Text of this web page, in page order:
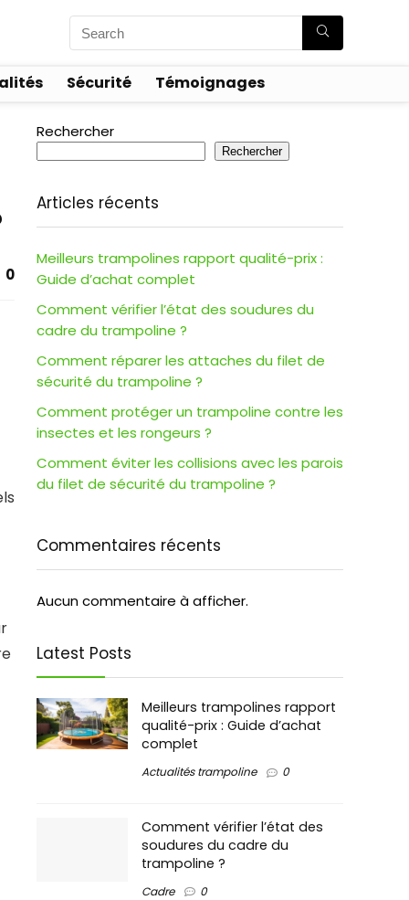
Sécurité Témoignages
0
Rechercher
Rechercher
Articles récents
Meilleurs trampolines rapport qualité-prix :
Guide d’achat complet
Comment vérifier l’état des soudures du
cadre du trampoline ?
Comment réparer les attaches du filet de
sécurité du trampoline ?
Comment protéger un trampoline contre les
insectes et les rongeurs ?
Comment éviter les collisions avec les parois
du filet de sécurité du trampoline ?
Commentaires récents
Aucun commentaire à afficher.
Latest Posts
Meilleurs trampolines rapport
qualité-prix : Guide d’achat
complet
Actualités trampoline 0
Comment vérifier l’état des
soudures du cadre du
trampoline ?
Cadre 0